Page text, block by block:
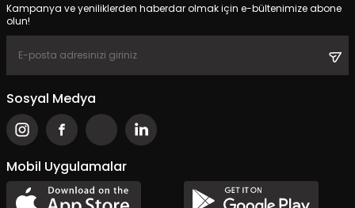
Kampanya ve yeniliklerden haberdar olmak için e-bültenimize abone
olun!
Sosyal Medya
Mobil Uygulamalar